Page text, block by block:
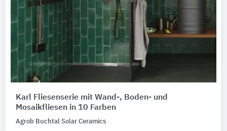
Karl Fliesenserie mit Wand-, Boden- und
Mosaikfliesen in 10 Farben
Agrob Buchtal Solar Ceramics